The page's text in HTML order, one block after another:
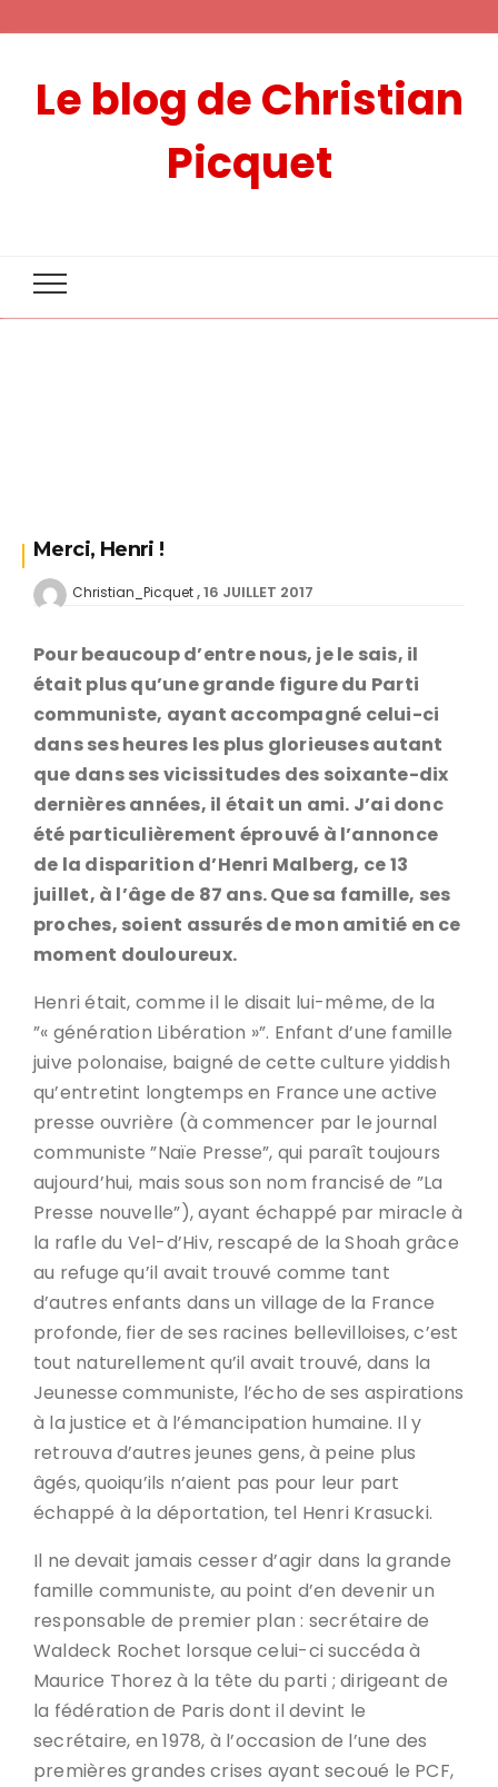
Le blog de Christian
Picquet
Merci, Henri !
Christian_Picquet 16 JUILLET 2017
Pour beaucoup d’entre nous, je le sais, il
était plus qu’une grande figure du Parti
communiste, ayant accompagné celui-ci
dans ses heures les plus glorieuses autant
que dans ses vicissitudes des soixante-dix
dernières années, il était un ami. J’ai donc
été particulièrement éprouvé à l’annonce
de la disparition d’Henri Malberg, ce 13
juillet, à l’âge de 87 ans. Que sa famille, ses
proches, soient assurés de mon amitié en ce
moment douloureux.
Henri était, comme il le disait lui-même, de la
”« génération Libération »”. Enfant d’une famille
juive polonaise, baigné de cette culture yiddish
qu’entretint longtemps en France une active
presse ouvrière (à commencer par le journal
communiste ”Naïe Presse”, qui paraît toujours
aujourd’hui, mais sous son nom francisé de ”La
Presse nouvelle”), ayant échappé par miracle à
la rafle du Vel-d’Hiv, rescapé de la Shoah grâce
au refuge qu’il avait trouvé comme tant
d’autres enfants dans un village de la France
profonde, fier de ses racines bellevilloises, c’est
tout naturellement qu’il avait trouvé, dans la
Jeunesse communiste, l’écho de ses aspirations
à la justice et à l’émancipation humaine. Il y
retrouva d’autres jeunes gens, à peine plus
âgés, quoiqu’ils n’aient pas pour leur part
échappé à la déportation, tel Henri Krasucki.
Il ne devait jamais cesser d’agir dans la grande
famille communiste, au point d’en devenir un
responsable de premier plan : secrétaire de
Waldeck Rochet lorsque celui-ci succéda à
Maurice Thorez à la tête du parti ; dirigeant de
la fédération de Paris dont il devint le
secrétaire, en 1978, à l’occasion de l’une des
premières grandes crises ayant secoué le PCF,